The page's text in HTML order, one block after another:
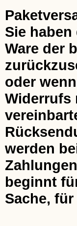
Sie
Ware der
oder
Widerrufs
werden
beginnt
Sache,